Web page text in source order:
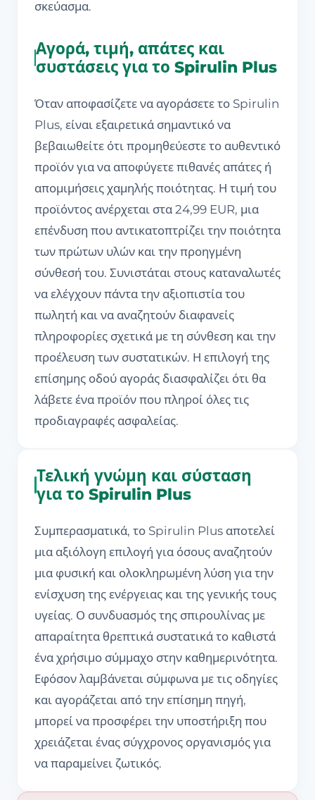
σκεύασμα.
Αγορά, τιμή, απάτες και
συστάσεις για το Spirulin Plus
Όταν αποφασίζετε να αγοράσετε το Spirulin
Plus, είναι εξαιρετικά σημαντικό να
βεβαιωθείτε ότι προμηθεύεστε το αυθεντικό
προϊόν για να αποφύγετε πιθανές απάτες ή
απομιμήσεις χαμηλής ποιότητας. Η τιμή του
προϊόντος ανέρχεται στα 24,99 EUR, μια
επένδυση που αντικατοπτρίζει την ποιότητα
των πρώτων υλών και την προηγμένη
σύνθεσή του. Συνιστάται στους καταναλωτές
να ελέγχουν πάντα την αξιοπιστία του
πωλητή και να αναζητούν διαφανείς
πληροφορίες σχετικά με τη σύνθεση και την
προέλευση των συστατικών. Η επιλογή της
επίσημης οδού αγοράς διασφαλίζει ότι θα
λάβετε ένα προϊόν που πληροί όλες τις
προδιαγραφές ασφαλείας.
Τελική γνώμη και σύσταση
για το Spirulin Plus
Συμπερασματικά, το Spirulin Plus αποτελεί
μια αξιόλογη επιλογή για όσους αναζητούν
μια φυσική και ολοκληρωμένη λύση για την
ενίσχυση της ενέργειας και της γενικής τους
υγείας. Ο συνδυασμός της σπιρουλίνας με
απαραίτητα θρεπτικά συστατικά το καθιστά
ένα χρήσιμο σύμμαχο στην καθημερινότητα.
Εφόσον λαμβάνεται σύμφωνα με τις οδηγίες
και αγοράζεται από την επίσημη πηγή,
μπορεί να προσφέρει την υποστήριξη που
χρειάζεται ένας σύγχρονος οργανισμός για
να παραμείνει ζωτικός.